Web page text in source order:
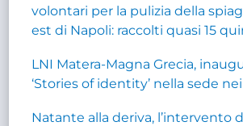
volontari per la pulizia della
est di Napoli: raccolti quasi 15
LNI Matera-Magna Grecia,
‘Stories of identity’ nella sede nei
Natante alla deriva, l’intervento